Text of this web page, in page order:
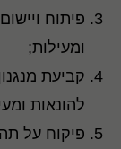
פיתוח
ומעילות;
קביעת
להונאות
פיקוח על